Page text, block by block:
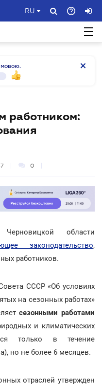
RU
мовою.
работником:
0
области
законодательство,
работников.
СССР «Об условиях
на сезонных работах»
сезонными работами
и климатических
только в течение
но не более 6 месяцев.
отраслей утвержден